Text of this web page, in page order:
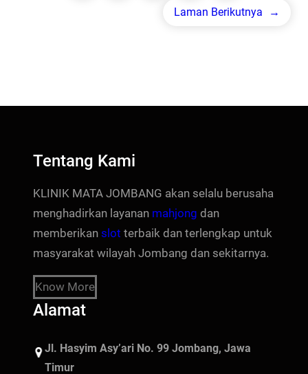
Laman Berikutnya →
Tentang Kami
KLINIK MATA JOMBANG akan selalu berusaha
menghadirkan layanan mahjong dan
memberikan slot terbaik dan terlengkap untuk
masyarakat wilayah Jombang dan sekitarnya.
Know More
Alamat
Jl. Hasyim Asy’ari No. 99 Jombang, Jawa
Timur